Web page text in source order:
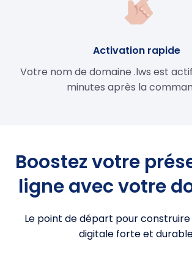
Activation rapide
Votre nom de domaine .lws est
minutes après la
Boostez votre
ligne avec votre
Le point de départ pour
digitale forte et